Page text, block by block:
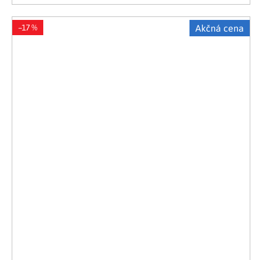
Akčná cena
–17 %